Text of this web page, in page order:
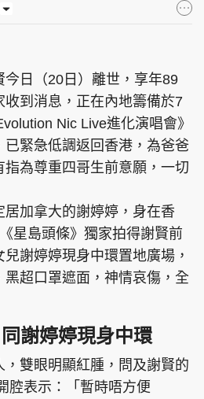
日（20日）離世，享年89
收到消息，正在內地籌備於7
Nic Live進化演唱會》
已緊急低調返回香港，為爸爸
為尊重四哥生前意願，一切
加拿大的謝婷婷，身在香
星島頭條》獨家拍得謝賢前
謝婷婷現身中環置地廣場，
超口罩遮面，神情哀傷，全
謝婷婷現身中環
雙眼明顯紅腫，問及謝賢的
腔表示：「暫時唔方便